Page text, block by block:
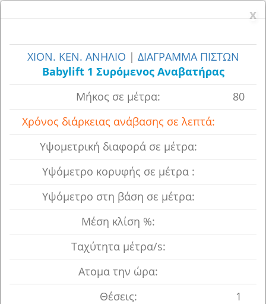
xx
ΧΙΟΝ. ΚΕΝ. ΑΝΗΛΙΟ | ΔΙΑΓΡΑΜΜΑ ΠΙΣΤΩΝ
Babylift 1 Συρόμενος Aναβατήρας
Μήκος σε μέτρα:
80
Χρόνος διάρκειας ανάβασης σε λεπτά:
Υψoμετρική διαφορά σε μέτρα:
Υψόμετρο κορυφής σε μέτρα :
Υψόμετρο στη βάση σε μέτρα:
Μέση κλίση %:
Ταχύτητα μέτρα/s:
Ατομα την ώρα:
Θέσεις:
1